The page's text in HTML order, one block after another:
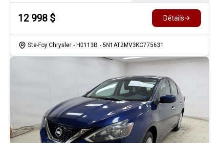
12 998 $ Détails
Ste-Foy Chrysler - H0113B - 5N1AT2MV3KC775631